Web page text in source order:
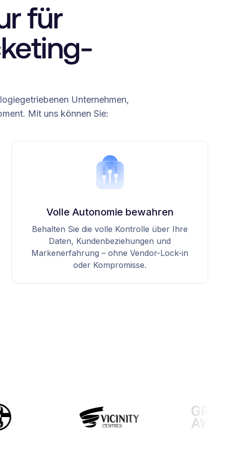
für
Unternehmen,
Mit uns können Sie:
Volle Autonomie bewahren
Behalten Sie die volle Kontrolle über Ihre
Daten, Kundenbeziehungen und
Markenerfahrung – ohne Vendor-Lock-in
oder Kompromisse.